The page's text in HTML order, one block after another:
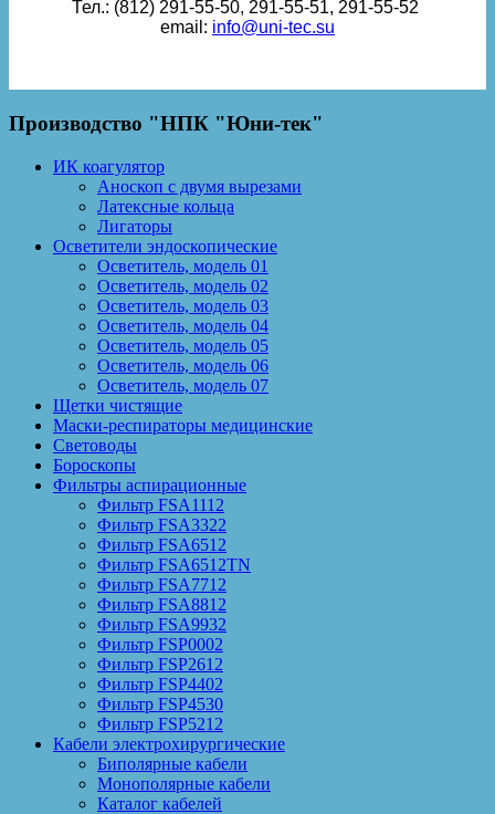
Тел.: (812) 291-55-50, 291-55-51, 291-55-52
email: info@uni-tec.su
Производство "НПК "Юни-тек"
ИК коагулятор
Аноскоп с двумя вырезами
Латексные кольца
Лигаторы
Осветители эндоскопические
Осветитель, модель 01
Осветитель, модель 02
Осветитель, модель 03
Осветитель, модель 04
Осветитель, модель 05
Осветитель, модель 06
Осветитель, модель 07
Щетки чистящие
Маски-респираторы медицинские
Световоды
Бороскопы
Фильтры аспирационные
Фильтр FSA1112
Фильтр FSA3322
Фильтр FSA6512
Фильтр FSA6512TN
Фильтр FSA7712
Фильтр FSA8812
Фильтр FSA9932
Фильтр FSP0002
Фильтр FSP2612
Фильтр FSP4402
Фильтр FSP4530
Фильтр FSP5212
Кабели электрохирургические
Биполярные кабели
Монополярные кабели
Каталог кабелей